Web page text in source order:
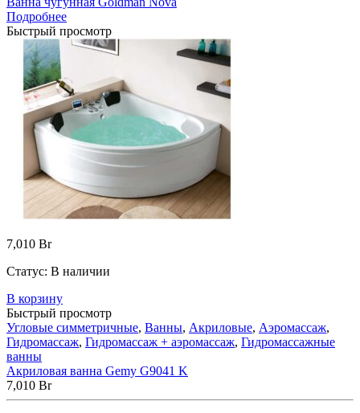
Подробнее
Быстрый просмотр
7,010 Br
Статус: В наличии
В корзину
Быстрый просмотр
Угловые симметричные, Ванны, Акриловые, Аэромассаж,
Гидромассаж, Гидромассаж + аэромассаж, Гидромассажные
ванны
Акриловая ванна Gemy G9041 K
7,010 Br